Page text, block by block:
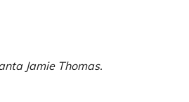
Jamie Thomas.